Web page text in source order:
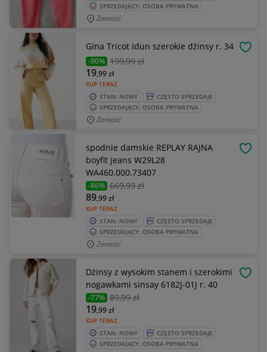
SPRZEDAJĄCY: OSOBA PRYWATNA
Zamość
Gina Tricot Idun szerokie dżinsy r. 34
-90% 199,99 zł
KUP TERAZ
19,99zł
STAN: NOWY
CZĘSTO SPRZEDAJE
SPRZEDAJĄCY: OSOBA PRYWATNA
Zamość
spodnie damskie REPLAY RAJNA
boyfit jeans W29L28
WA460.000.73407
-86% 669,99 zł
KUP TERAZ
89,99zł
STAN: NOWY
CZĘSTO SPRZEDAJE
SPRZEDAJĄCY: OSOBA PRYWATNA
Zamość
Dżinsy z wysokim stanem i szerokimi
nogawkami sinsay 6182J-01J r. 40
-77% 89,99 zł
KUP TERAZ
19,99zł
STAN: NOWY
CZĘSTO SPRZEDAJE
SPRZEDAJĄCY: OSOBA PRYWATNA